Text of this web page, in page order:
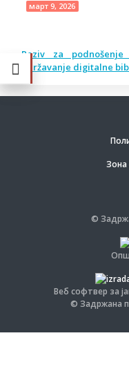
март 9, 2026
Poziv za
održavanje digitalne
Зона
©
Веб софтвер за
© Задржана